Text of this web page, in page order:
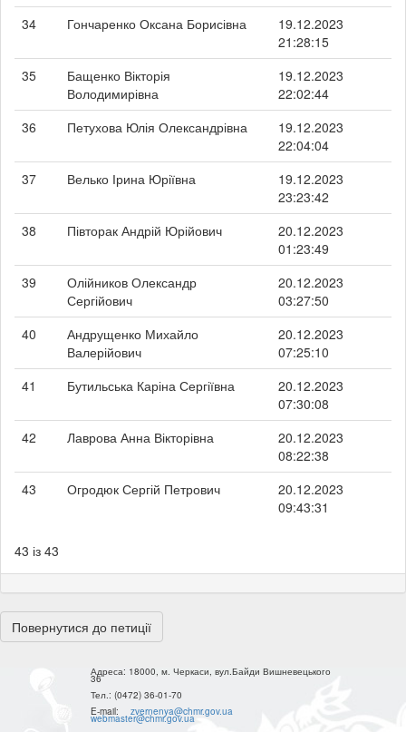
34
Гончаренко Оксана Борисівна
19.12.2023
21:28:15
35
Бащенко Вікторія
Володимирівна
19.12.2023
22:02:44
36
Петухова Юлія Олександрівна
19.12.2023
22:04:04
37
Велько Ірина Юріївна
19.12.2023
23:23:42
38
Півторак Андрій Юрійович
20.12.2023
01:23:49
39
Олійников Олександр
Сергійович
20.12.2023
03:27:50
40
Андрущенко Михайло
Валерійович
20.12.2023
07:25:10
41
Бутильська Каріна Сергіївна
20.12.2023
07:30:08
42
Лаврова Анна Вікторівна
20.12.2023
08:22:38
43
Огродюк Сергій Петрович
20.12.2023
09:43:31
43 із 43
Повернутися до петиції
Адреса: 18000, м. Черкаси, вул.Байди Вишневецького
36
Тел.: (0472) 36-01-70
E-mail:
zvernenya@chmr.gov.ua
webmaster@chmr.gov.ua